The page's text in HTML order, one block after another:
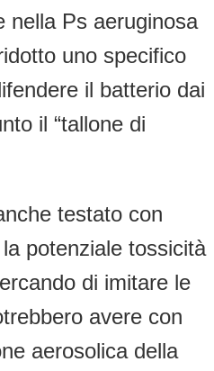
nella Ps aeruginosa
uno specifico
il batterio dai
il “tallone di
testato con
potenziale tossicità
di imitare le
avere con
aerosolica della